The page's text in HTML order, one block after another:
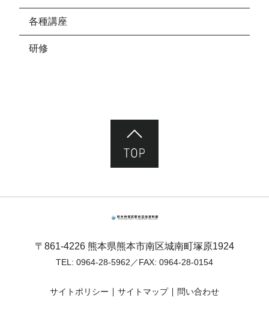
各種講座
研修
〒861-4226 熊本県熊本市南区城南町塚原1924
TEL: 0964-28-5962 ／FAX: 0964-28-0154
サイトポリシー サイトマップ 問い合わせ